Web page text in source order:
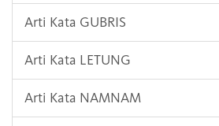
Arti Kata GUBRIS
Arti Kata LETUNG
Arti Kata NAMNAM